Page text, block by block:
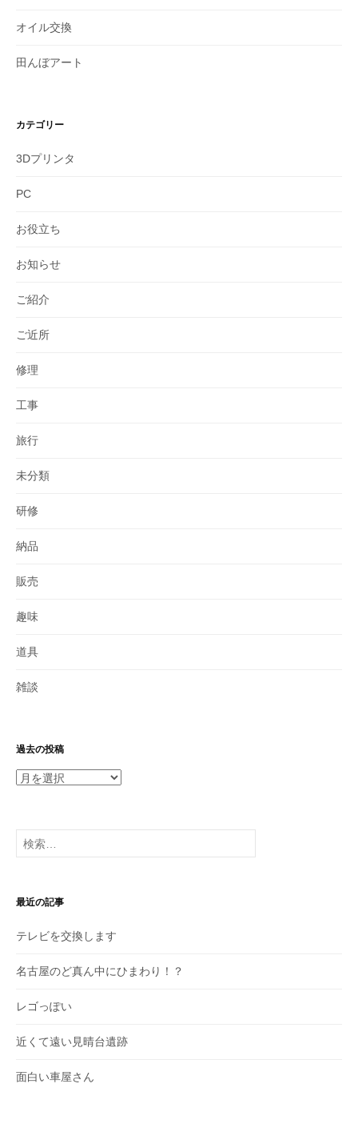
オイル交換
田んぼアート
カテゴリー
3Dプリンタ
PC
お役立ち
お知らせ
ご紹介
ご近所
修理
工事
旅行
未分類
研修
納品
販売
趣味
道具
雑談
過去の投稿
過
投
稿
検
索:
最近の記事
テレビを交換します
名古屋のど真ん中にひまわり！？
レゴっぽい
近くて遠い見晴台遺跡
面白い車屋さん